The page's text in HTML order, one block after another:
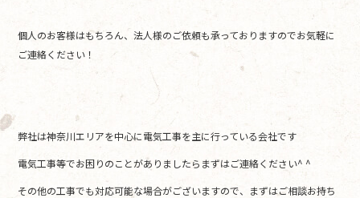
個人のお客様はもちろん、法人様のご依頼も承っておりますのでお気軽に
ご連絡ください！
弊社は神奈川エリアを中心に電気工事を主に行っている会社です
電気工事等でお困りのことがありましたらまずはご連絡ください^ ^
その他の工事でも対応可能な場合がございますので、まずはご相談お持ち